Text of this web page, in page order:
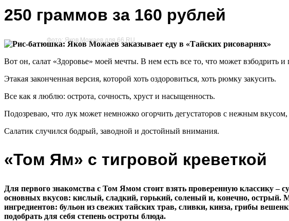
250 граммов за 160 рублей
Фото: Яков Можаев для 66.RU
Вот он, салат «Здоровье» моей мечты. В нем есть все то, что может взбодрить
Этакая законченная версия, которой хоть оздоровиться, хоть рюмку закусить.
Все как я люблю: острота, сочность, хруст и насыщенность.
Подозреваю, что лук может немножко огорчить дегустаторов с нежным
Салатик случился бодрый, заводной и достойный внимания.
«Том Ям» с тигровой креветкой
Для первого знакомства с Том Ямом стоит взять проверенную классику –
основных вкусов: кислый, сладкий, горький, соленый и, конечно,
ингредиентов: бульон из свежих тайских трав, сливки, кинза, грибы
подобрать для себя степень остроты блюда.